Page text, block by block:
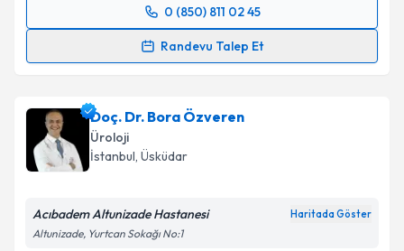
0 (850) 811 02 45
Randevu Talep Et
Randevu Takvimi Talebi
takvim hazırlandığında e-posta ile bilgilendireceğiz.
E-posta Adresiniz
Kişisel verilerimin işlenmesine ilişkin
Doç. Dr. Bora Özveren
Üroloji
İstanbul, Üsküdar
Acıbadem Altunizade Hastanesi Haritada Göster
Altunizade, Yurtcan Sokağı No:1